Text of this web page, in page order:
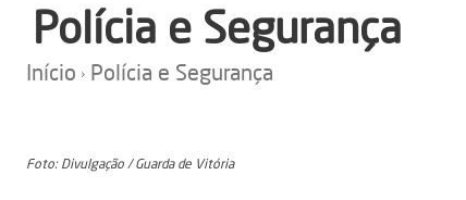
Polícia e Segurança
Início Polícia e Segurança
Foto: Divulgação / Guarda de Vitória